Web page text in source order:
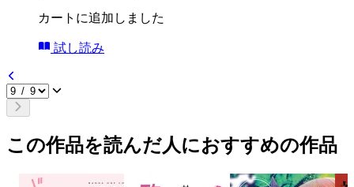
カートに追加しました
試し読み
この作品を読んだ人におすすめの作品